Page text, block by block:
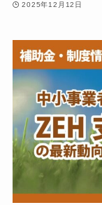
2025年12月12日